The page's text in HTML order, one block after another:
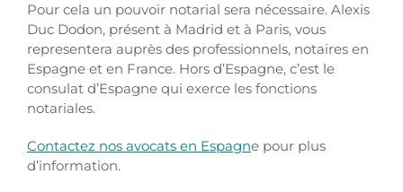
Pour cela un pouvoir notarial sera nécessaire. Alexis
Duc Dodon, présent à Madrid et à Paris, vous
representera auprès des professionnels, notaires en
Espagne et en France. Hors d’Espagne, c’est le
consulat d’Espagne qui exerce les fonctions
notariales.
Contactez nos avocats en Espagne pour plus
d’information.